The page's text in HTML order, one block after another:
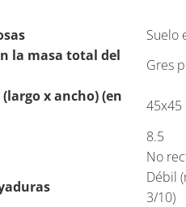
Suelo
la masa total del
Gres
x ancho) (en
45x45
8.5
No
Débil
3/10)